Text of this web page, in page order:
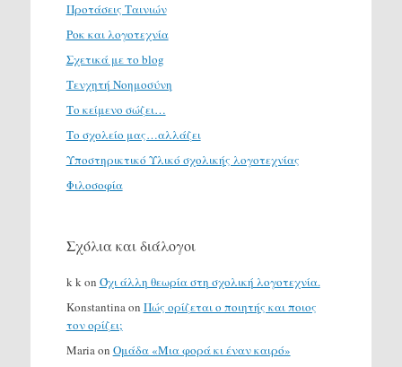
Προτάσεις Ταινιών
Ροκ και λογοτεχνία
Σχετικά με το blog
Τενχητή Νοημοσύνη
Το κείμενο σώζει…
Το σχολείο μας…αλλάζει
Υποστηρικτικό Υλικό σχολικής λογοτεχνίας
Φιλοσοφία
Σχόλια και διάλογοι
k kon Όχι άλλη θεωρία στη σχολική λογοτεχνία.
Konstantinaon Πώς ορίζεται ο ποιητής και ποιος
τον ορίζει;
Mariaon Ομάδα «Μια φορά κι έναν καιρό»